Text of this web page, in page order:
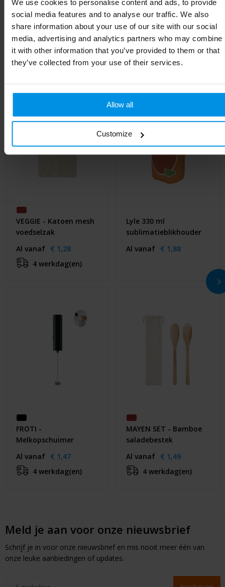
We use cookies to personalise content and ads, to provide
social media features and to analyse our traffic. We also
share information about your use of our site with our social
media, advertising and analytics partners who may combine
it with other information that you’ve provided to them or that
they’ve collected from your use of their services.
Allow all
Customize
Lengte 7.5 cm
Gerelateerde producten
VEGGIE - Katoen mesh
voedselzak
Al vanaf € 1,28
4 werkdag(en)
Lyle 330 ml
sublimatieblikhouder
Al vanaf € 1,88
FROTI -
Melkopschuimer
Al vanaf € 1,47
4 werkdag(en)
MAYEN SET - Bamboe
saladebestek
Al vanaf € 1,49
4 werkdag(en)
Meld je aan voor onze nieuwsbrief
Schrijf je in voor onze nieuwsbrief en mis nooit meer één van
onze leuke aanbiedingen of updates.